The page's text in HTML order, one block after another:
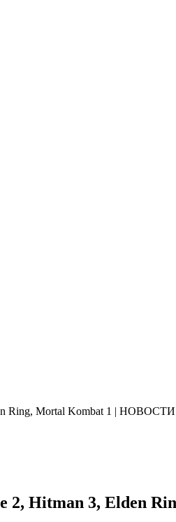
Ring, Mortal Kombat 1 | НОВОСТИ
2, Hitman 3, Elden